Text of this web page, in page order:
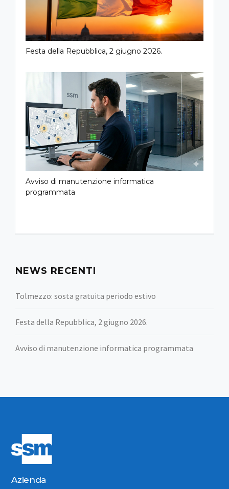
Festa della Repubblica, 2 giugno 2026.
Avviso di manutenzione informatica
programmata
NEWS RECENTI
Tolmezzo: sosta gratuita periodo estivo
Festa della Repubblica, 2 giugno 2026.
Avviso di manutenzione informatica programmata
Azienda